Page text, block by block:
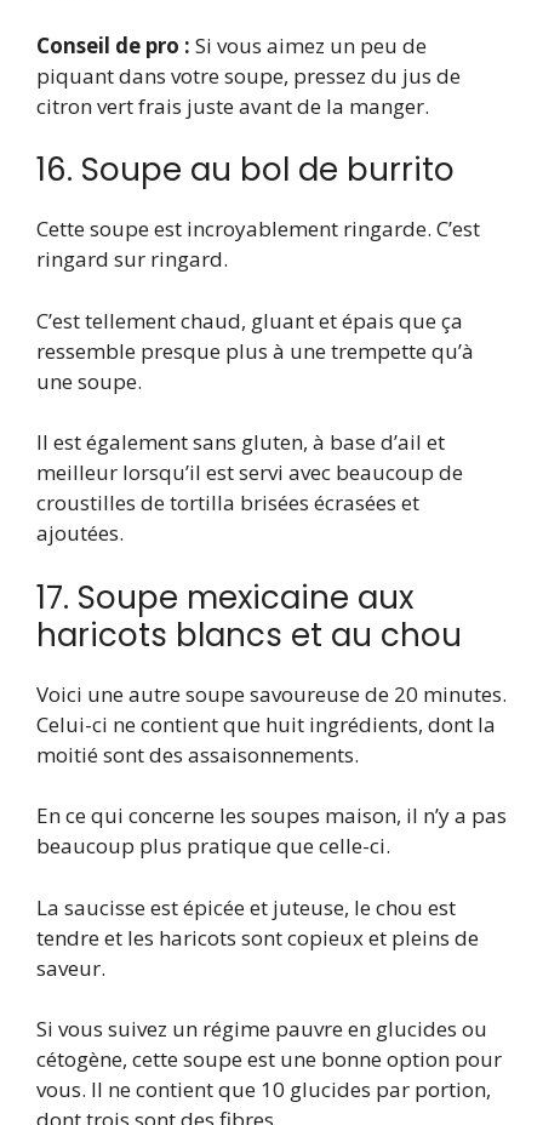
Conseil de pro : Si vous aimez un peu de
piquant dans votre soupe, pressez du jus de
citron vert frais juste avant de la manger.
16. Soupe au bol de burrito
Cette soupe est incroyablement ringarde. C’est
ringard sur ringard.
C’est tellement chaud, gluant et épais que ça
ressemble presque plus à une trempette qu’à
une soupe.
Il est également sans gluten, à base d’ail et
meilleur lorsqu’il est servi avec beaucoup de
croustilles de tortilla brisées écrasées et
ajoutées.
17. Soupe mexicaine aux
haricots blancs et au chou
Voici une autre soupe savoureuse de 20 minutes.
Celui-ci ne contient que huit ingrédients, dont la
moitié sont des assaisonnements.
En ce qui concerne les soupes maison, il n’y a pas
beaucoup plus pratique que celle-ci.
La saucisse est épicée et juteuse, le chou est
tendre et les haricots sont copieux et pleins de
saveur.
Si vous suivez un régime pauvre en glucides ou
cétogène, cette soupe est une bonne option pour
vous. Il ne contient que 10 glucides par portion,